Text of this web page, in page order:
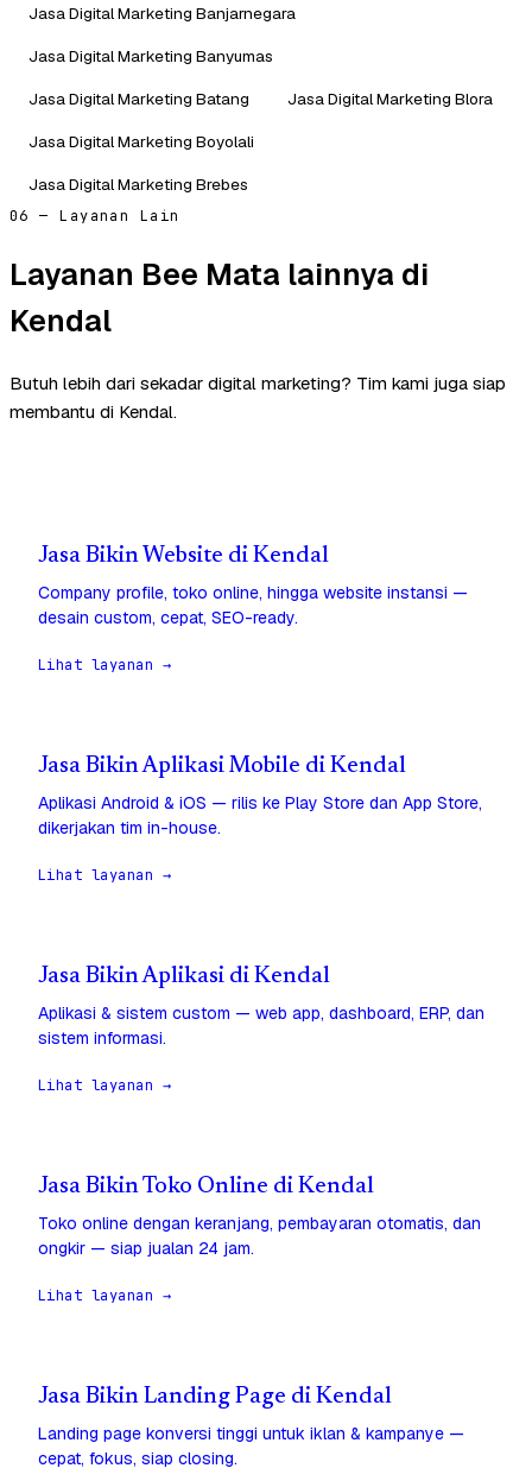
Jasa Digital Marketing Banjarnegara
Jasa Digital Marketing Banyumas
Jasa Digital Marketing Batang
Jasa Digital Marketing Blora
Jasa Digital Marketing Boyolali
Jasa Digital Marketing Brebes
06 — Layanan Lain
Layanan Bee Mata lainnya di
Kendal
Butuh lebih dari sekadar digital marketing? Tim kami juga siap
membantu di Kendal.
Jasa Bikin Website di Kendal
Company profile, toko online, hingga website instansi —
desain custom, cepat, SEO-ready.
Lihat layanan →
Jasa Bikin Aplikasi Mobile di Kendal
Aplikasi Android & iOS — rilis ke Play Store dan App Store,
dikerjakan tim in-house.
Lihat layanan →
Jasa Bikin Aplikasi di Kendal
Aplikasi & sistem custom — web app, dashboard, ERP, dan
sistem informasi.
Lihat layanan →
Jasa Bikin Toko Online di Kendal
Toko online dengan keranjang, pembayaran otomatis, dan
ongkir — siap jualan 24 jam.
Lihat layanan →
Jasa Bikin Landing Page di Kendal
Landing page konversi tinggi untuk iklan & kampanye —
cepat, fokus, siap closing.